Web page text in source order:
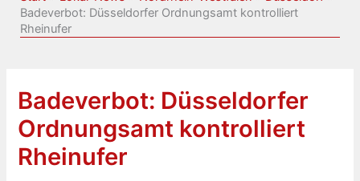
Badeverbot: Düsseldorfer Ordnungsamt kontrolliert
Rheinufer
Badeverbot: Düsseldorfer
Ordnungsamt kontrolliert
Rheinufer